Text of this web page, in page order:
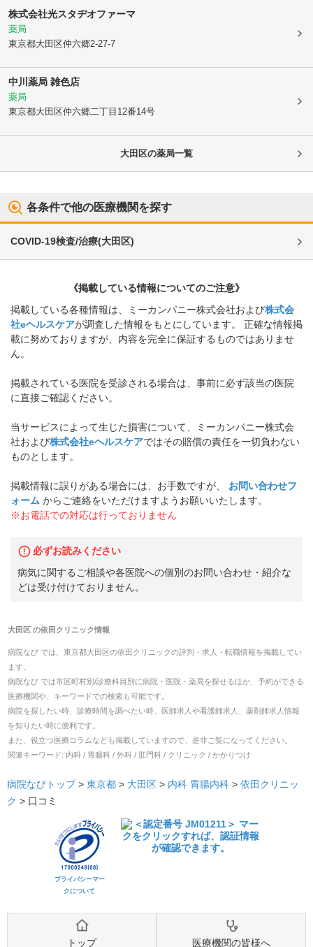
株式会社光スタヂオファーマ
薬局
東京都大田区仲六郷2-27-7
中川薬局 雑色店
薬局
東京都大田区仲六郷二丁目12番14号
大田区の薬局一覧
各条件で他の医療機関を探す
COVID-19検査/治療(大田区)
《掲載している情報についてのご注意》
掲載している各種情報は、ミーカンパニー株式会社および株式会
社eヘルスケアが調査した情報をもとにしています。 正確な情報掲
載に努めておりますが、内容を完全に保証するものではありませ
ん。
掲載されている医院を受診される場合は、事前に必ず該当の医院
に直接ご確認ください。
当サービスによって生じた損害について、ミーカンパニー株式会
社および株式会社eヘルスケアではその賠償の責任を一切負わない
ものとします。
掲載情報に誤りがある場合には、お手数ですが、
お問い合わせフ
ォーム からご連絡をいただけますようお願いいたします。
※お電話での対応は行っておりません
必ずお読みください
病気に関するご相談や各医院への個別のお問い合わせ・紹介な
どは受け付けておりません。
大田区の依田クリニック情報
病院なび では、 東京都大田区の依田クリニックの評判・求人・転職情報を掲載してい
ます。
病院なび では市区町村別/診療科目別に病院・医院・薬局を探せるほか、予約ができる
医療機関や、キーワードでの検索も可能です。
病院を探したい時、診療時間を調べたい時、医師求人や看護師求人、薬剤師求人情報
を知りたい時に便利です。
また、役立つ医療コラムなども掲載していますので、是非ご覧になってください。
関連キーワード: 内科 / 胃腸科 / 外科 / 肛門科 / クリニック / かかりつけ
病院なびトップ > 東京都 > 大田区 > 内科 胃腸内科 > 依田クリニッ
ク > 口コミ
プライバシーマー
クについて
トップ 医療機関の皆様へ